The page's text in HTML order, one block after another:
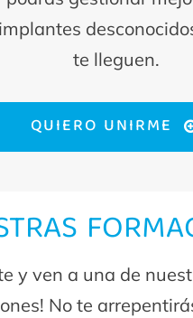
implantes
te lleguen.
QUIERO UNIRME
y ven a una de
No te